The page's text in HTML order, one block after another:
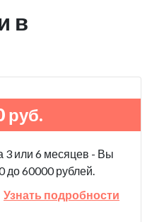
в
руб.
3 или 6 месяцев - Вы
до 60000 рублей.
Узнать подробности